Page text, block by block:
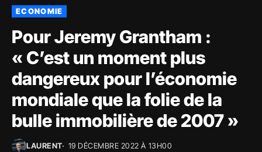
ECONOMIE
Pour Jeremy Grantham :
« C’est un moment plus
dangereux pour l’économie
mondiale que la folie de la
bulle immobilière de 2007 »
LAURENT
19 DÉCEMBRE 2022 À 13H00